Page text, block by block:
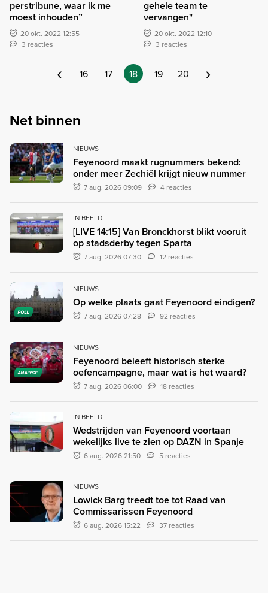
perstribune, waar ik me
moest inhouden”
20 okt. 2022 12:55
3 reacties
gehele team te
vervangen"
20 okt. 2022 12:10
3 reacties
‹ 16 17 18 19 20 ›
Net binnen
NIEUWS
Feyenoord maakt rugnummers bekend:
onder meer Zechiël krijgt nieuw nummer
7 aug. 2026 09:09 4 reacties
IN BEELD
[LIVE 14:15] Van Bronckhorst blikt vooruit
op stadsderby tegen Sparta
7 aug. 2026 07:30 12 reacties
POLL
NIEUWS
Op welke plaats gaat Feyenoord eindigen?
7 aug. 2026 07:28 92 reacties
ANALYSE
NIEUWS
Feyenoord beleeft historisch sterke
oefencampagne, maar wat is het waard?
7 aug. 2026 06:00 18 reacties
IN BEELD
Wedstrijden van Feyenoord voortaan
wekelijks live te zien op DAZN in Spanje
6 aug. 2026 21:50 5 reacties
NIEUWS
Lowick Barg treedt toe tot Raad van
Commissarissen Feyenoord
6 aug. 2026 15:22 37 reacties